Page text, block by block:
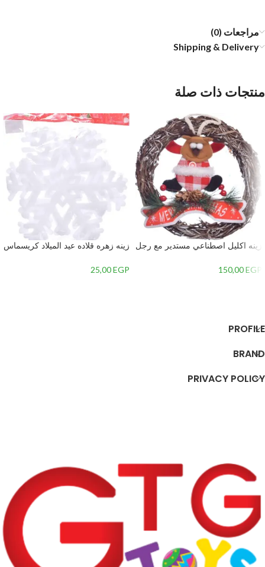
مراجعات (0)
Shipping & Delivery
منتجات ذات صلة
زينه اكليل اصطناعي مستدير مع رجل
2
150,00EGP
زينه زهره قلاده عيد الميلاد كريسماس
25,00EGP
PROFILE
BRAND
PRIVACY POLICY